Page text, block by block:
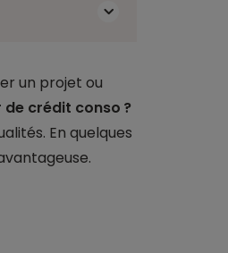
un projet ou
crédit conso ?
En quelques